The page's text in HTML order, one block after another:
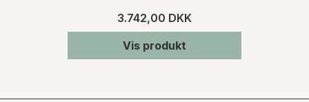
3.742,00 DKK
Vis produkt